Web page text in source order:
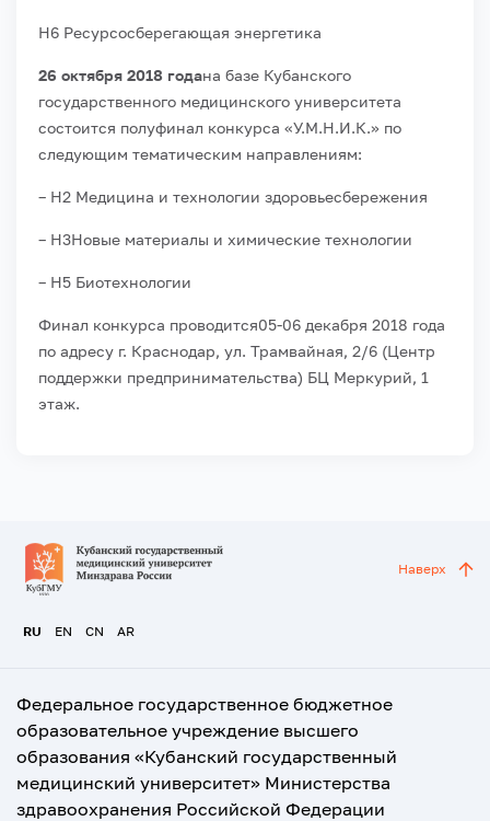
Н6 Ресурсосберегающая энергетика
26 октября 2018 годана базе Кубанского
государственного медицинского университета
состоится полуфинал конкурса «У.М.Н.И.К.» по
следующим тематическим направлениям:
– Н2 Медицина и технологии здоровьесбережения
– Н3Новые материалы и химические технологии
– Н5 Биотехнологии
Финал конкурса проводится05-06 декабря 2018 года
по адресу г. Краснодар, ул. Трамвайная, 2/6 (Центр
поддержки предпринимательства) БЦ Меркурий, 1
этаж.
RU EN CN AR
Наверх
Федеральное государственное бюджетное
образовательное учреждение высшего
образования «Кубанский государственный
медицинский университет» Министерства
здравоохранения Российской Федерации